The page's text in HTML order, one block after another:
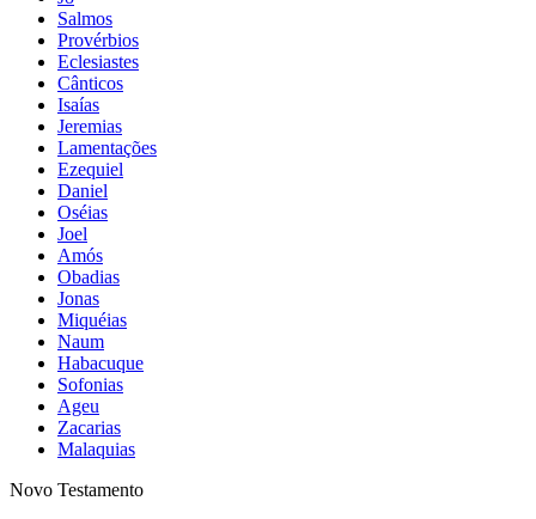
Salmos
Provérbios
Eclesiastes
Cânticos
Isaías
Jeremias
Lamentações
Ezequiel
Daniel
Oséias
Joel
Amós
Obadias
Jonas
Miquéias
Naum
Habacuque
Sofonias
Ageu
Zacarias
Malaquias
Novo Testamento